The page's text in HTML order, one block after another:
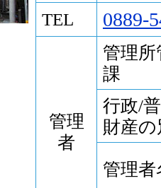
TEL
0889-
管理
者
管理所
課
行政/
財産の
管理者